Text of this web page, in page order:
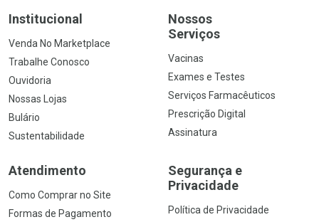
Institucional
Venda No Marketplace
Trabalhe Conosco
Ouvidoria
Nossas Lojas
Bulário
Sustentabilidade
Nossos
Serviços
Vacinas
Exames e Testes
Serviços Farmacêuticos
Prescrição Digital
Assinatura
Atendimento
Como Comprar no Site
Formas de Pagamento
Segurança e
Privacidade
Política de Privacidade